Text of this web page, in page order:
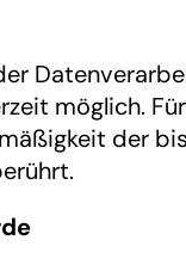
möglich.
der